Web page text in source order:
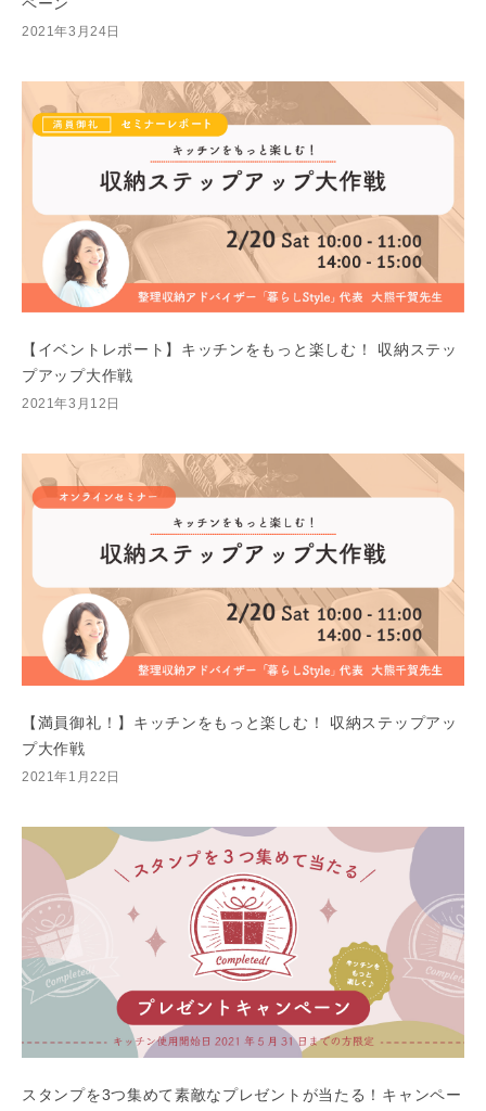
2021年3月24日
【イベントレポート】キッチンをもっと楽しむ！ 収納ステッ
プアップ大作戦
2021年3月12日
【満員御礼！】キッチンをもっと楽しむ！ 収納ステップアッ
プ大作戦
2021年1月22日
スタンプを3つ集めて素敵なプレゼントが当たる！キャンペー